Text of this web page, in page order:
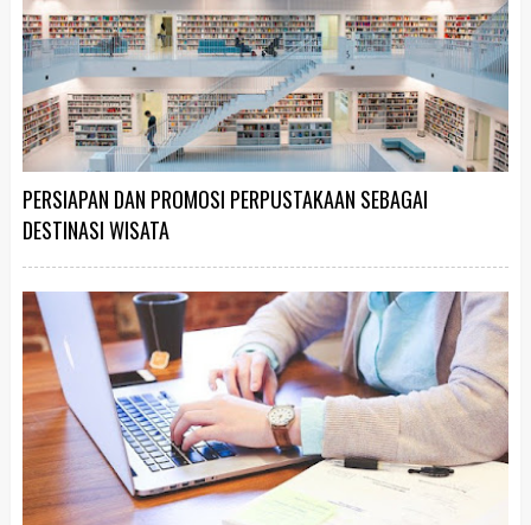
PERSIAPAN DAN PROMOSI PERPUSTAKAAN SEBAGAI
DESTINASI WISATA